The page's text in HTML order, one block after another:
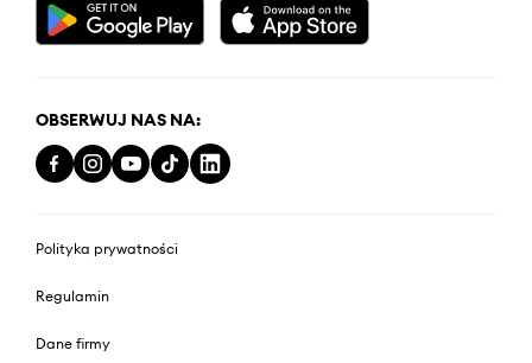
OBSERWUJ NAS NA:
Polityka prywatności
Regulamin
Dane firmy